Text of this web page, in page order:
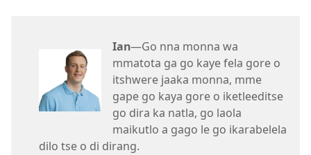
Ian—Go nna monna wa
mmatota ga go kaye fela gore o
itshwere jaaka monna, mme
gape go kaya gore o iketleeditse
go dira ka natla, go laola
maikutlo a gago le go ikarabelela
dilo tse o di dirang.